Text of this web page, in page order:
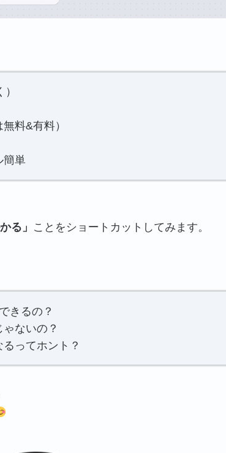
料&有料）
簡単
る」 ことをショートカットしてみます。
きるの？
ないの？
ってホント？